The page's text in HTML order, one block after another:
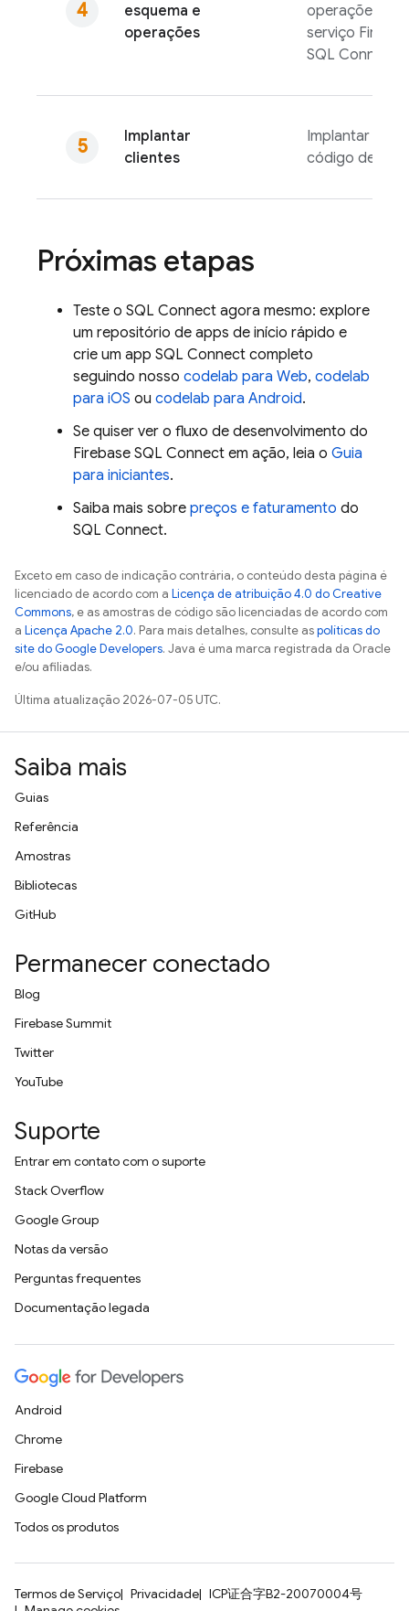
esquema e
operações
operações do
serviço
SQL Connect
Implantar
clientes
Implantar seu
código de
Próximas etapas
Teste o SQL Connect agora mesmo: explore
um repositório de apps de início rápido e
crie um app SQL Connect completo
seguindo nosso codelab para Web, codelab
para iOS ou codelab para Android.
Se quiser ver o fluxo de desenvolvimento do
Firebase SQL Connect em ação, leia o Guia
para iniciantes.
Saiba mais sobre preços e faturamento do
SQL Connect.
Exceto em caso de indicação contrária, o conteúdo desta página é
licenciado de acordo com a Licença de atribuição 4.0 do Creative
Commons, e as amostras de código são licenciadas de acordo com
a Licença Apache 2.0. Para mais detalhes, consulte aspolíticas do
site do Google Developers. Java é uma marca registrada da Oracle
e/ou afiliadas.
Última atualização 2026-07-05 UTC.
Saiba mais
Guias
Referência
Amostras
Bibliotecas
GitHub
Permanecer conectado
Blog
Firebase Summit
Twitter
YouTube
Suporte
Entrar em contato com o suporte
Stack Overflow
Google Group
Notas da versão
Perguntas frequentes
Documentação legada
Android
Chrome
Firebase
Google Cloud Platform
Todos os produtos
Termos de Serviço Privacidade
ICP证合字B2-20070004号